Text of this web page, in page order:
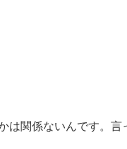
は関係ないんです。言